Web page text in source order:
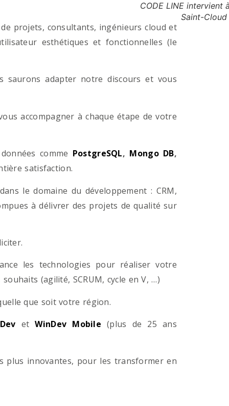
projets, consultants, ingénieurs cloud et
esthétiques et fonctionnelles (le
saurons adapter notre discours et vous
accompagner à chaque étape de votre
comme PostgreSQL, Mongo DB,
satisfaction.
le domaine du développement : CRM,
à délivrer des projets de qualité sur
les technologies pour réaliser votre
(agilité, SCRUM, cycle en V, …)
que soit votre région.
et WinDev Mobile (plus de 25 ans
plus innovantes, pour les transformer en
CODE LINE intervient
Saint-Cloud